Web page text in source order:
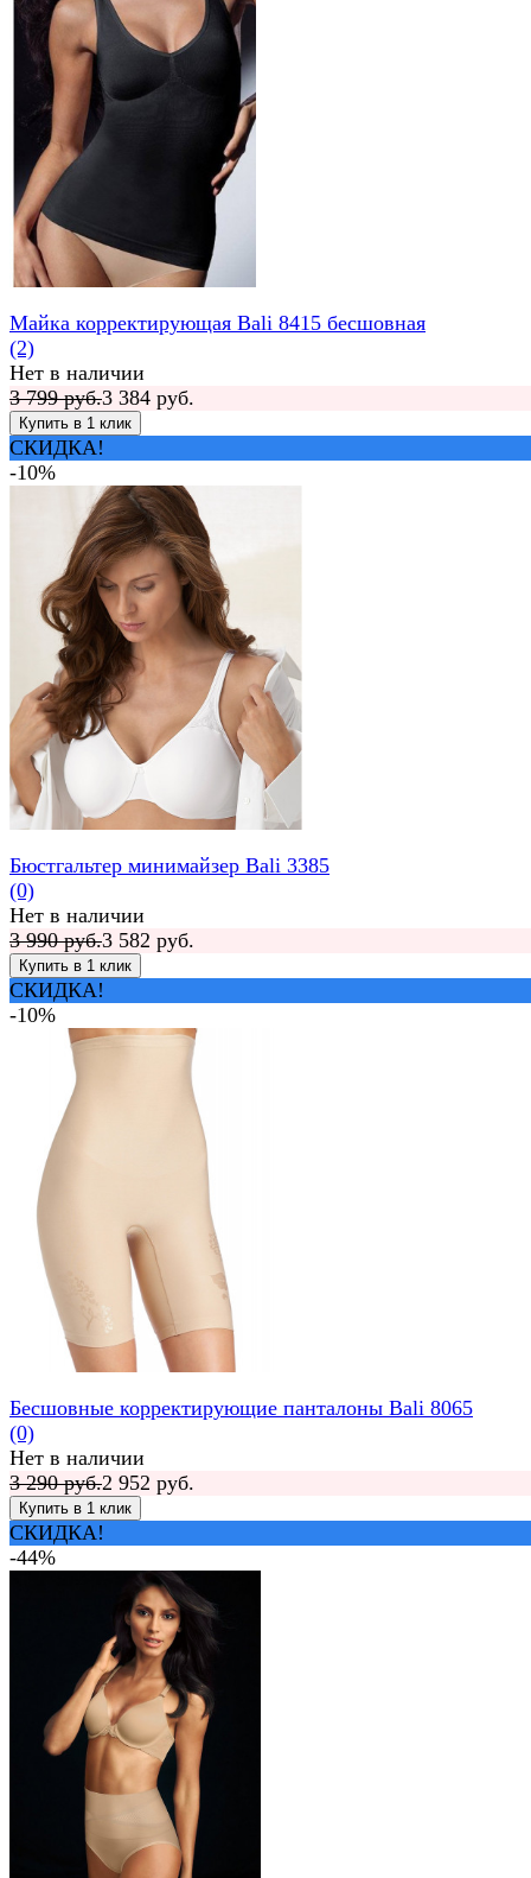
Майка корректирующая Bali 8415 бесшовная
(2)
Нет в наличии
3 799 руб.3 384 руб.
СКИДКА!
-10%
Бюстгальтер минимайзер Bali 3385
(0)
Нет в наличии
3 990 руб.3 582 руб.
СКИДКА!
-10%
Бесшовные корректирующие панталоны Bali 8065
(0)
Нет в наличии
3 290 руб.2 952 руб.
СКИДКА!
-44%